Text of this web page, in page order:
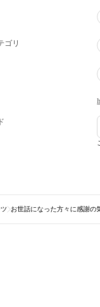
ゴリ
お世話になった方々に感謝の